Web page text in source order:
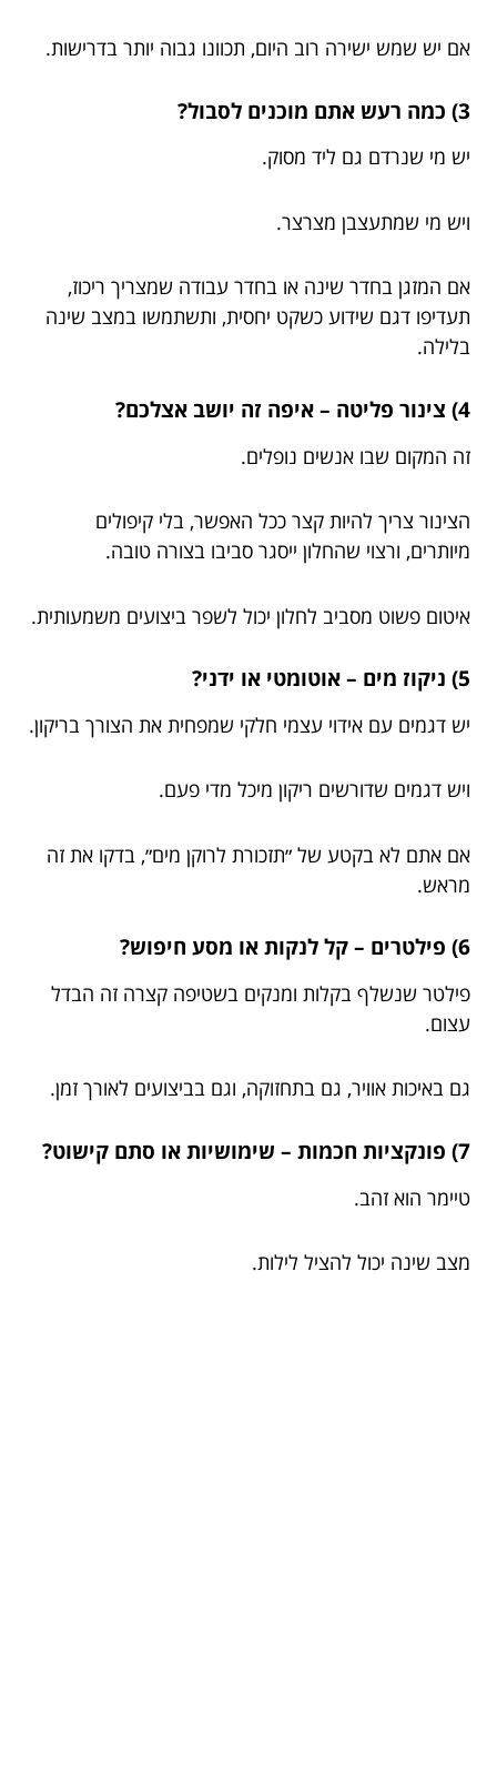
אם יש שמש ישירה רוב היום, תכוונו גבוה יותר בדרישות.
3) כמה רעש אתם מוכנים לסבול?
יש מי שנרדם גם ליד מסוק.
ויש מי שמתעצבן מצרצר.
אם המזגן בחדר שינה או בחדר עבודה שמצריך ריכוז,
תעדיפו דגם שידוע כשקט יחסית, ותשתמשו במצב שינה
בלילה.
4) צינור פליטה – איפה זה יושב אצלכם?
זה המקום שבו אנשים נופלים.
הצינור צריך להיות קצר ככל האפשר, בלי קיפולים
מיותרים, ורצוי שהחלון ייסגר סביבו בצורה טובה.
איטום פשוט מסביב לחלון יכול לשפר ביצועים משמעותית.
5) ניקוז מים – אוטומטי או ידני?
יש דגמים עם אידוי עצמי חלקי שמפחית את הצורך בריקון.
ויש דגמים שדורשים ריקון מיכל מדי פעם.
אם אתם לא בקטע של ״תזכורת לרוקן מים״, בדקו את זה
מראש.
6) פילטרים – קל לנקות או מסע חיפוש?
פילטר שנשלף בקלות ומנקים בשטיפה קצרה זה הבדל
עצום.
גם באיכות אוויר, גם בתחזוקה, וגם בביצועים לאורך זמן.
7) פונקציות חכמות – שימושיות או סתם קישוט?
טיימר הוא זהב.
מצב שינה יכול להציל לילות.